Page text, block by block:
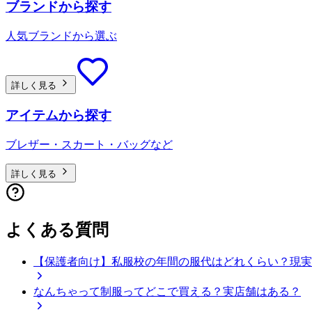
ブランドから探す
人気ブランドから選ぶ
詳しく見る
アイテムから探す
ブレザー・スカート・バッグなど
詳しく見る
よくある質問
【保護者向け】私服校の年間の服代はどれくらい？現
なんちゃって制服ってどこで買える？実店舗はある？